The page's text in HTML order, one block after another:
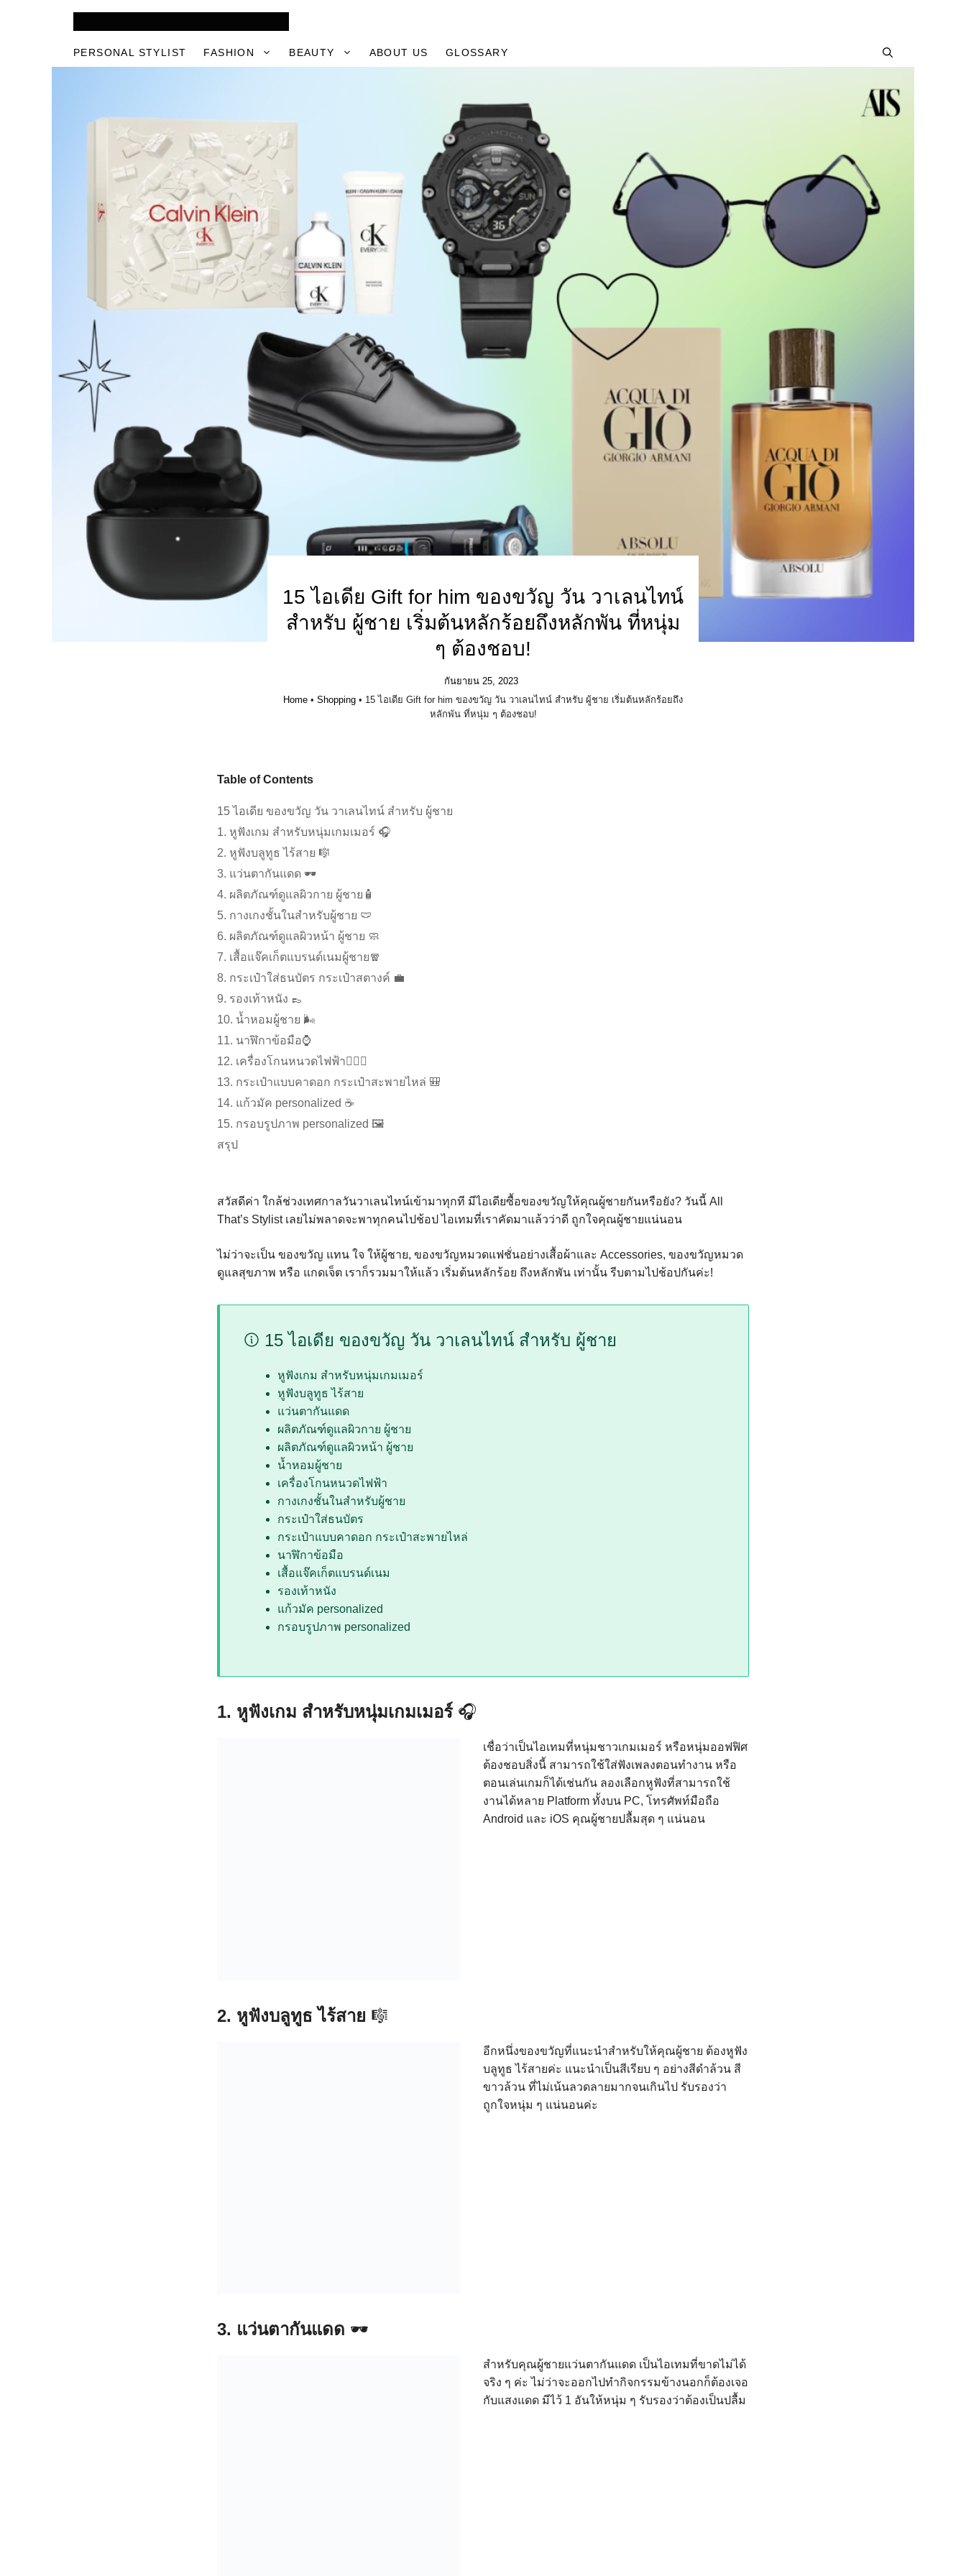
PERSONAL STYLIST FASHION BEAUTY ABOUT US GLOSSARY
15 ไอเดีย Gift for him ของขวัญ วัน วาเลนไทน์
สำหรับ ผู้ชาย เริ่มต้นหลักร้อยถึงหลักพัน ที่หนุ่ม
ๆ ต้องชอบ!
กันยายน 25, 2023
Home • Shopping • 15 ไอเดีย Gift for him ของขวัญ วัน วาเลนไทน์ สำหรับ ผู้ชาย เริ่มต้นหลักร้อยถึง
หลักพัน ที่หนุ่ม ๆ ต้องชอบ!
Table of Contents
15 ไอเดีย ของขวัญ วัน วาเลนไทน์ สำหรับ ผู้ชาย
1. หูฟังเกม สำหรับหนุ่มเกมเมอร์ 🎧
2. หูฟังบลูทูธ ไร้สาย 🎼
3. แว่นตากันแดด 🕶
4. ผลิตภัณฑ์ดูแลผิวกาย ผู้ชาย🧴
5. กางเกงชั้นในสำหรับผู้ชาย 🩲
6. ผลิตภัณฑ์ดูแลผิวหน้า ผู้ชาย 🧼
7. เสื้อแจ๊คเก็ตแบรนด์เนมผู้ชาย🧣
8. กระเป๋าใส่ธนบัตร กระเป๋าสตางค์ 💼
9. รองเท้าหนัง 👞
10. น้ำหอมผู้ชาย 🌬
11. นาฬิกาข้อมือ⌚️
12. เครื่องโกนหนวดไฟฟ้า🧔🏻‍♂️
13. กระเป๋าแบบคาดอก กระเป๋าสะพายไหล่ 🎒
14. แก้วมัค personalized ☕️
15. กรอบรูปภาพ personalized 🖼
สรุป
สวัสดีค่า ใกล้ช่วงเทศกาลวันวาเลนไทน์เข้ามาทุกที มีไอเดียซื้อของขวัญให้คุณผู้ชายกันหรือยัง? วันนี้ All
That’s Stylist เลยไม่พลาดจะพาทุกคนไปช้อป ไอเทมที่เราคัดมาแล้วว่าดี ถูกใจคุณผู้ชายแน่นอน
ไม่ว่าจะเป็น ของขวัญ แทน ใจ ให้ผู้ชาย, ของขวัญหมวดแฟชั่นอย่างเสื้อผ้าและ Accessories, ของขวัญหมวด
ดูแลสุขภาพ หรือ แกดเจ็ต เราก็รวมมาให้แล้ว เริ่มต้นหลักร้อย ถึงหลักพัน เท่านั้น รีบตามไปช้อปกันค่ะ!
15 ไอเดีย ของขวัญ วัน วาเลนไทน์ สำหรับ ผู้ชาย
หูฟังเกม สำหรับหนุ่มเกมเมอร์
หูฟังบลูทูธ ไร้สาย
แว่นตากันแดด
ผลิตภัณฑ์ดูแลผิวกาย ผู้ชาย
ผลิตภัณฑ์ดูแลผิวหน้า ผู้ชาย
น้ำหอมผู้ชาย
เครื่องโกนหนวดไฟฟ้า
กางเกงชั้นในสำหรับผู้ชาย
กระเป๋าใส่ธนบัตร
กระเป๋าแบบคาดอก กระเป๋าสะพายไหล่
นาฬิกาข้อมือ
เสื้อแจ๊คเก็ตแบรนด์เนม
รองเท้าหนัง
แก้วมัค personalized
กรอบรูปภาพ personalized
1. หูฟังเกม สำหรับหนุ่มเกมเมอร์🎧
เชื่อว่าเป็นไอเทมที่หนุ่มชาวเกมเมอร์ หรือหนุ่มออฟฟิศ
ต้องชอบสิ่งนี้ สามารถใช้ใส่ฟังเพลงตอนทำงาน หรือ
ตอนเล่นเกมก็ได้เช่นกัน ลองเลือกหูฟังที่สามารถใช้
งานได้หลาย Platform ทั้งบน PC, โทรศัพท์มือถือ
Android และ iOS คุณผู้ชายปลื้มสุด ๆ แน่นอน
2. หูฟังบลูทูธ ไร้สาย 🎼
อีกหนึ่งของขวัญที่แนะนำสำหรับให้คุณผู้ชาย ต้องหูฟัง
บลูทูธ ไร้สายค่ะ แนะนำเป็นสีเรียบ ๆ อย่างสีดำล้วน สี
ขาวล้วน ที่ไม่เน้นลวดลายมากจนเกินไป รับรองว่า
ถูกใจหนุ่ม ๆ แน่นอนค่ะ
3. แว่นตากันแดด 🕶
สำหรับคุณผู้ชายแว่นตากันแดด เป็นไอเทมที่ขาดไม่ได้
จริง ๆ ค่ะ ไม่ว่าจะออกไปทำกิจกรรมข้างนอกก็ต้องเจอ
กับแสงแดด มีไว้ 1 อันให้หนุ่ม ๆ รับรองว่าต้องเป็นปลื้ม